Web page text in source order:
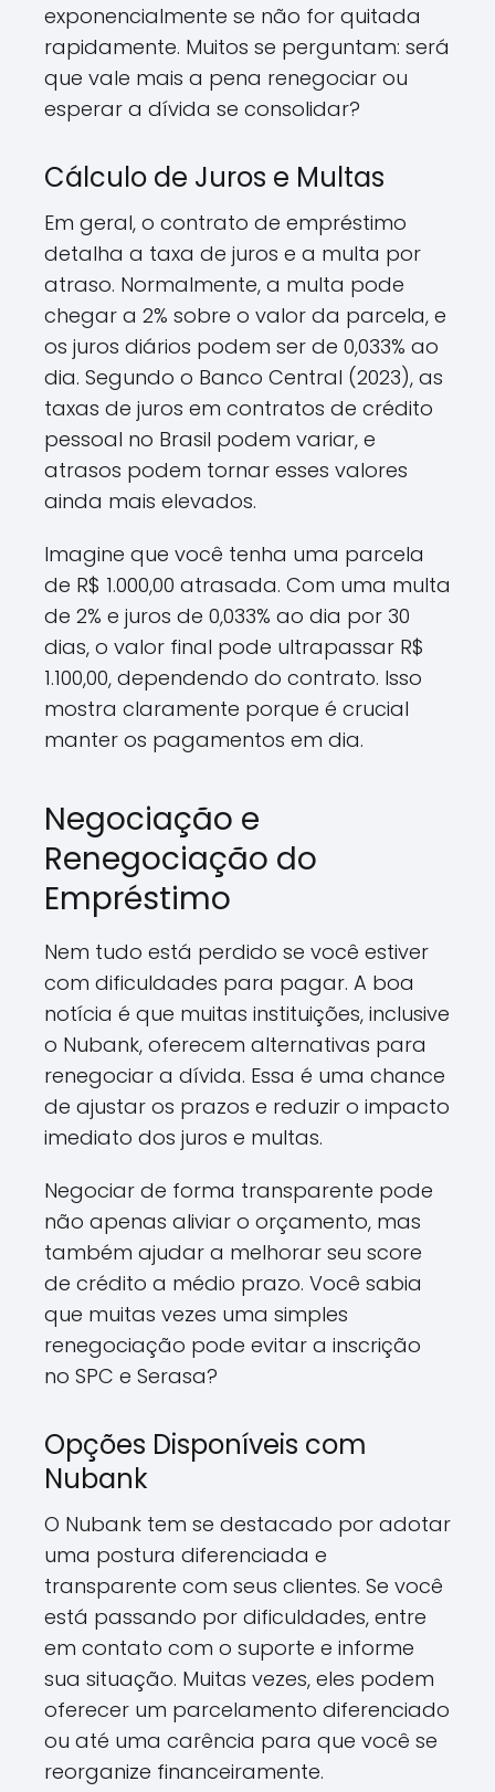
exponencialmente se não for quitada
rapidamente. Muitos se perguntam: será
que vale mais a pena renegociar ou
esperar a dívida se consolidar?
Cálculo de Juros e Multas
Em geral, o contrato de empréstimo
detalha a taxa de juros e a multa por
atraso. Normalmente, a multa pode
chegar a 2% sobre o valor da parcela, e
os juros diários podem ser de 0,033% ao
dia. Segundo o Banco Central (2023), as
taxas de juros em contratos de crédito
pessoal no Brasil podem variar, e
atrasos podem tornar esses valores
ainda mais elevados.
Imagine que você tenha uma parcela
de R$ 1.000,00 atrasada. Com uma multa
de 2% e juros de 0,033% ao dia por 30
dias, o valor final pode ultrapassar R$
1.100,00, dependendo do contrato. Isso
mostra claramente porque é crucial
manter os pagamentos em dia.
Negociação e
Renegociação do
Empréstimo
Nem tudo está perdido se você estiver
com dificuldades para pagar. A boa
notícia é que muitas instituições, inclusive
o Nubank, oferecem alternativas para
renegociar a dívida. Essa é uma chance
de ajustar os prazos e reduzir o impacto
imediato dos juros e multas.
Negociar de forma transparente pode
não apenas aliviar o orçamento, mas
também ajudar a melhorar seu score
de crédito a médio prazo. Você sabia
que muitas vezes uma simples
renegociação pode evitar a inscrição
no SPC e Serasa?
Opções Disponíveis com
Nubank
O Nubank tem se destacado por adotar
uma postura diferenciada e
transparente com seus clientes. Se você
está passando por dificuldades, entre
em contato com o suporte e informe
sua situação. Muitas vezes, eles podem
oferecer um parcelamento diferenciado
ou até uma carência para que você se
reorganize financeiramente.